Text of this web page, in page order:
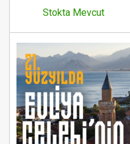
Stokta Mevcut